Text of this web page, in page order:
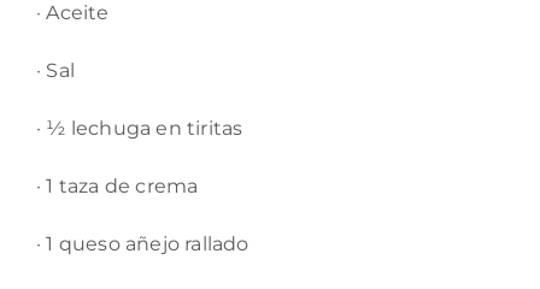
· Aceite
· Sal
· ½ lechuga en tiritas
· 1 taza de crema
· 1 queso añejo rallado